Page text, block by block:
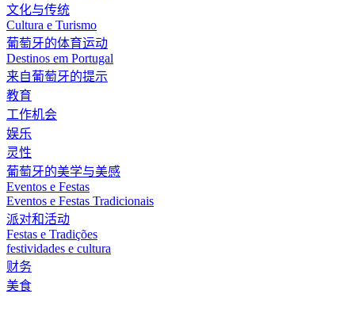
文化与传统
Cultura e Turismo
葡萄牙的体育运动
Destinos em Portugal
来自葡萄牙的提示
教育
工作机会
娱乐
灵性
葡萄牙的美学与美感
Eventos e Festas
Eventos e Festas Tradicionais
派对和活动
Festas e Tradições
festividades e cultura
财务
美食